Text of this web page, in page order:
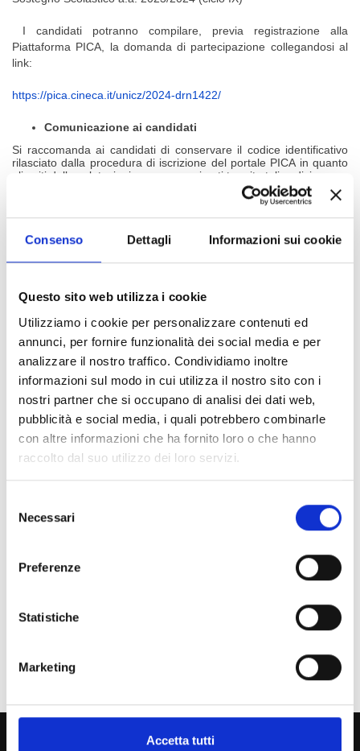
Consenso Dettagli Informazioni sui cookie
Questo sito web utilizza i cookie
Utilizziamo i cookie per personalizzare contenuti ed
annunci, per fornire funzionalità dei social media e per
analizzare il nostro traffico. Condividiamo inoltre
informazioni sul modo in cui utilizza il nostro sito con i
nostri partner che si occupano di analisi dei dati web,
pubblicità e social media, i quali potrebbero combinarle
con altre informazioni che ha fornito loro o che hanno
raccolto dal suo utilizzo dei loro servizi.
delNecessari
Preferenze
Statistiche
Marketing
Accetta tutti
I candidati potranno compilare, previa registrazione alla
Piattaforma PICA, la domanda di partecipazione collegandosi al
link:
https://pica.cineca.it/unicz/2024-drn1422/
Comunicazione ai candidati
Si raccomanda ai candidati di conservare il codice identificativo
rilasciato dalla procedura di iscrizione del portale PICA in quanto
gli esiti delle valutazioni verranno resi noti tramite tali codici.
Componenti del Comitato Scientifico
Indice di pagina
Chi sei? Naviga il sito per profilo
Studente Internazionale
Ente o Impresa
800 453 444